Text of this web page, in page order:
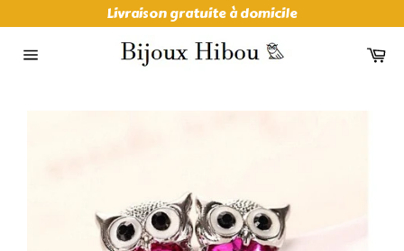
au
contenu
Livraison gratuite à domicile